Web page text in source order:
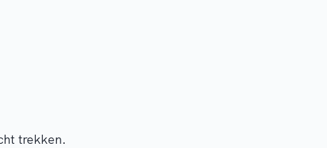
trekken.